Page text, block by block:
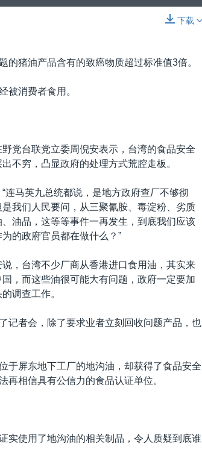
下载
猪油产品含有的致癌物质超过标准值3倍。
被消费者食用。
野党台联党立委周倪安表示，台湾的食品安全
出不穷，凸显政府的处理方式荒腔走板。
连马英九总统都说，是地方政府查厂不够彻
是我们人民要问，从三聚氰胺、毒淀粉、劣质
、油品，这等等事件一再发生，到底我们应该
的政府官员都在做什么？”
说，台湾不少厂商从香港进口食用油，其实来
国，而这些油很可能大有问题，政府一定要加
调查工作。
记者会，除了要求业者立刻回收问题产品，也
于屏东地下工厂的地沟油，却获得了食品安全
再相信具有公信力的食品认证单位。
实使用了地沟油的相关制品，令人质疑到底谁